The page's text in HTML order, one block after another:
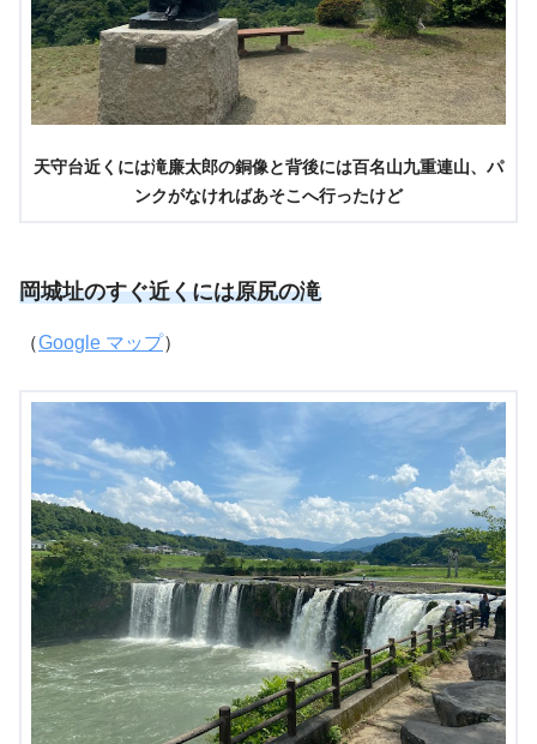
天守台近くには滝廉太郎の銅像と背後には百名山九重連山、パ
ンクがなければあそこへ行ったけど
岡城址のすぐ近くには原尻の滝
（Google マップ）